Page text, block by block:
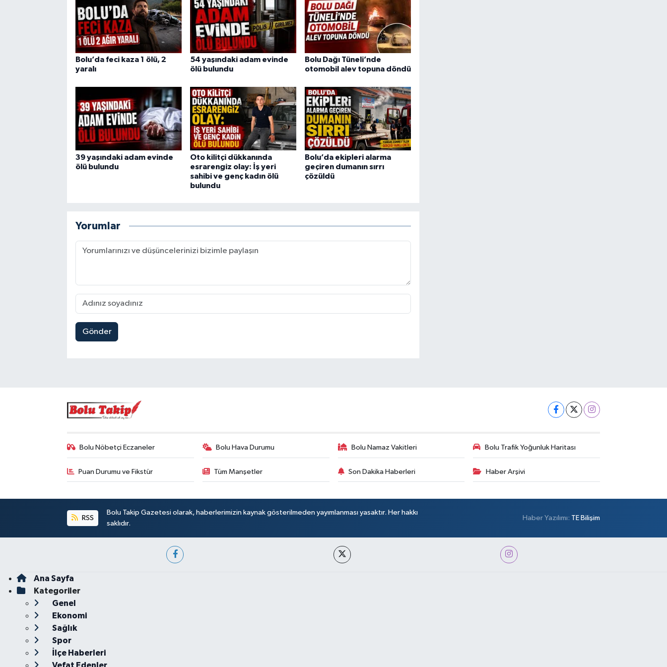
Bolu’da feci kaza 1 ölü, 2
yaralı
54 yaşındaki adam evinde
ölü bulundu
Bolu Dağı Tüneli’nde
otomobil alev topuna döndü
39 yaşındaki adam evinde
ölü bulundu
Oto kilitçi dükkanında
esrarengiz olay: İş yeri
sahibi ve genç kadın ölü
bulundu
Bolu’da ekipleri alarma
geçiren dumanın sırrı
çözüldü
Yorumlar
Gönder
Bolu Nöbetçi Eczaneler Bolu Hava Durumu Bolu Namaz Vakitleri Bolu Trafik Yoğunluk Haritası
Puan Durumu ve Fikstür Tüm Manşetler Son Dakika Haberleri Haber Arşivi
RSS
Bolu Takip Gazetesi olarak, haberlerimizin kaynak gösterilmeden yayımlanması yasaktır. Her hakkı
saklıdır.
Haber Yazılımı: TE Bilişim
Ana Sayfa
Kategoriler
Genel
Ekonomi
Sağlık
Spor
İlçe Haberleri
Vefat Edenler